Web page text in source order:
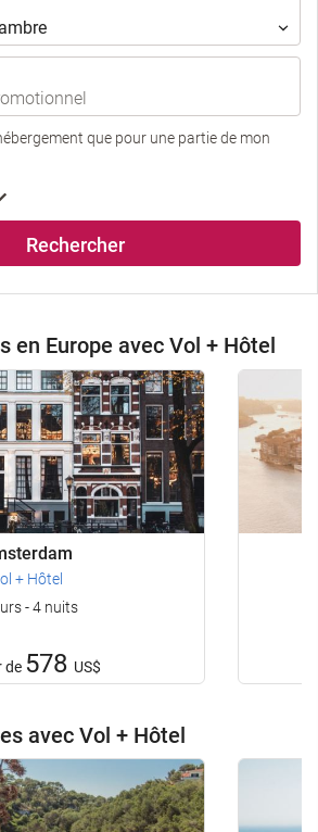
que pour une partie de mon
Rechercher
en Europe avec Vol + Hôtel
+ Hôtel
- 4 nuits
de 578 US$
avec Vol + Hôtel